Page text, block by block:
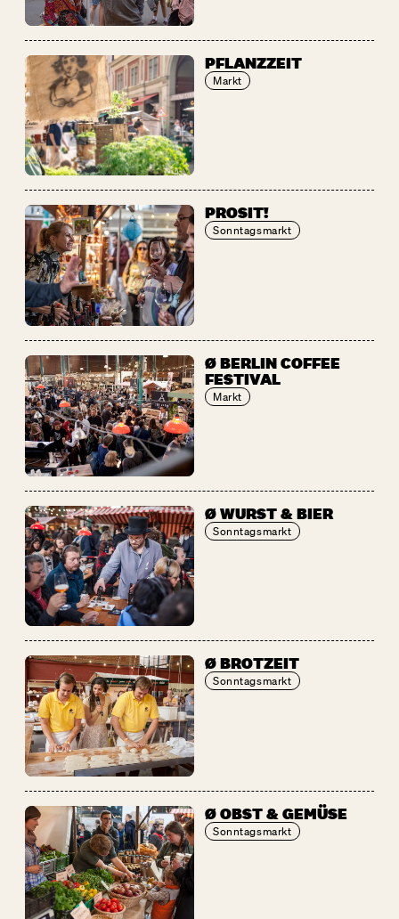
PFLANZZEIT
Markt
PROSIT!
Sonntagsmarkt
Ø BERLIN COFFEE
FESTIVAL
Markt
Ø WURST & BIER
Sonntagsmarkt
Ø BROTZEIT
Sonntagsmarkt
Ø OBST & GEMÜSE
Sonntagsmarkt